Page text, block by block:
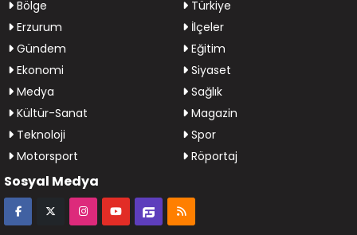
Bölge
Türkiye
Erzurum
İlçeler
Gündem
Eğitim
Ekonomi
Siyaset
Medya
Sağlık
Kültür-Sanat
Magazin
Teknoloji
Spor
Motorsport
Röportaj
Sosyal Medya